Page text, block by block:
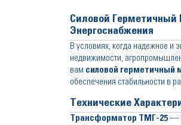
Силовой
Энергоснабжения
В условиях, когда надежное и
недвижимости,
вам силовой
обеспечения стабильности в
Технические
Трансформатор ТМГ-25 —